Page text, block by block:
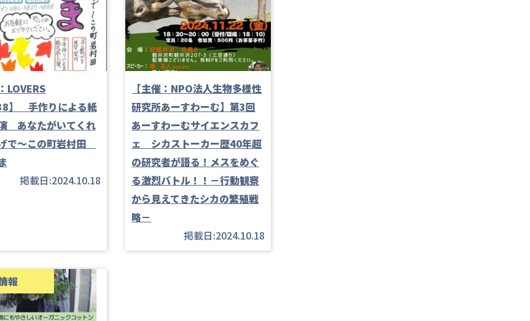
LOVERS
】 手作りによる紙
あなたがいてくれ
で～この町岩村田
掲載日:2024.10.18
【主催：NPO法人生物多様性
研究所あーすわーむ】第3回
あーすわーむサイエンスカフ
ェ シカストーカー歴40年超
の研究者が語る！メスをめぐ
る激烈バトル！！－行動観察
から見えてきたシカの繁殖戦
略－
掲載日:2024.10.18
報